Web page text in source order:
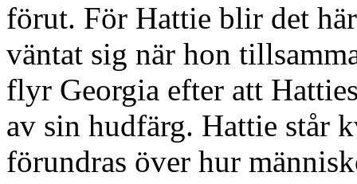
förut. För Hattie blir det
väntat sig när hon
flyr Georgia efter att
av sin hudfärg. Hattie står
förundras över hur